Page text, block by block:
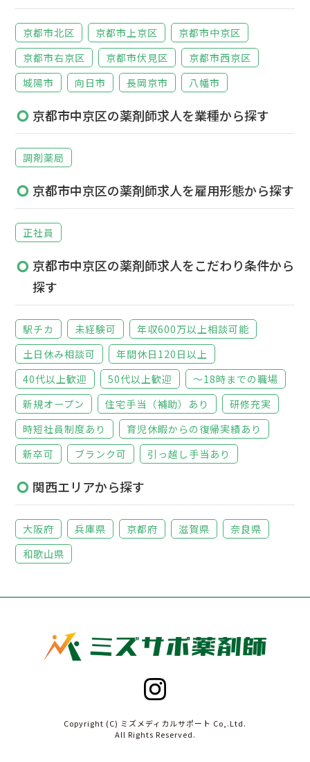
京都市北区 京都市上京区
京都市中京区
京都市右京区
京都市伏見区
京都市西京区
城陽市
向日市 長岡京市 八幡市
京都市中京区の薬剤師求人を業種から探す
調剤薬局
京都市中京区の薬剤師求人を雇用形態から探す
正社員
京都市中京区の薬剤師求人をこだわり条件から
探す
駅チカ 未経験可
年収600万以上相談可能
土日休み相談可
年間休日120日以上
40代以上歓迎
50代以上歓迎
～18時までの職場
新規オープン
住宅手当（補助）あり
研修充実
時短社員制度あり
育児休暇からの復帰実績あり
新卒可
ブランク可 引っ越し手当あり
関西エリアから探す
大阪府 兵庫県 京都府 滋賀県
奈良県
和歌山県
Copyright (C) ミズメディカルサポート Co,.Ltd.
All Rights Reserved.